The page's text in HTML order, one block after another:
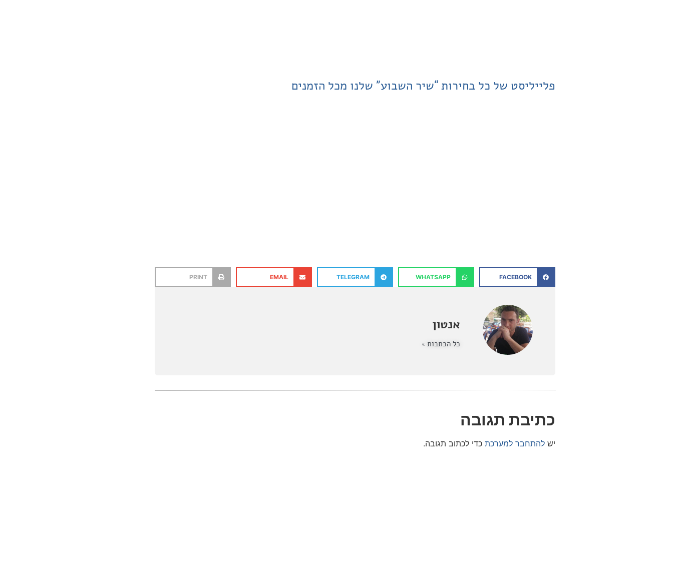
פלייליסט של כל בחירות “שיר השבוע” שלנו מכל הזמנים
FACEBOOK
WHATSAPP
TELEGRAM
EMAIL
PRINT
אנטון
כל הכתבות »
כתיבת תגובה
ישלהתחבר למערכת כדי לכתוב תגובה.